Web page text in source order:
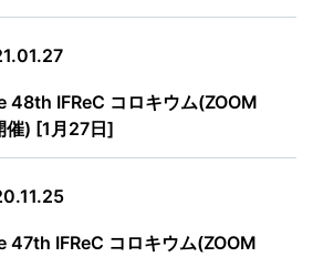
48th IFReC コロキウム(ZOOM
) [1月27日]
47th IFReC コロキウム(ZOOM